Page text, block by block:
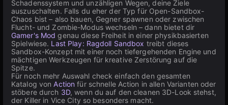
Schadenssystem und unzähligen Wegen, deine Ziele
auszuschalten. Falls du eher der Typ für Open-Sandbox-
Chaos bist – also bauen, Gegner spawnen oder zwischen
Flucht- und Zombie-Modus wechseln – dann bietet dir
Gamer's Mod genau diese Freiheit in einer physikbasierten
Spielwiese. Last Play: Ragdoll Sandbox treibt dieses
Sandbox-Konzept mit einer noch tiefergehenden Engine und
mächtigen Werkzeugen für kreative Zerstörung auf die
Spitze.
Für noch mehr Auswahl check einfach den gesamten
Katalog vonAction für schnelle Action in allen Varianten oder
stöbere durch 3D, wenn du auf den cleanen 3D-Look stehst,
der Killer in Vice City so besonders macht.